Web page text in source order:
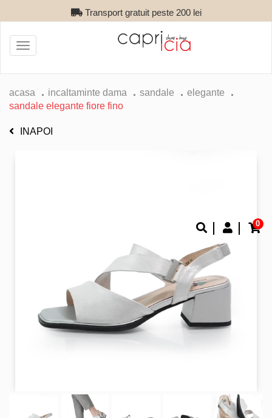
Transport gratuit peste 200 lei
0
Toggle
navigation
acasa incaltaminte dama sandale
elegante
sandale elegante fiore fino
INAPOI